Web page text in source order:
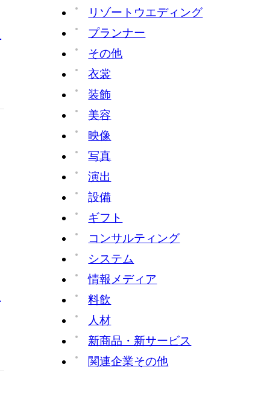
リゾートウエディング
プランナー
その他
衣裳
装飾
美容
映像
写真
演出
設備
ギフト
コンサルティング
システム
情報メディア
料飲
人材
新商品・新サービス
関連企業その他